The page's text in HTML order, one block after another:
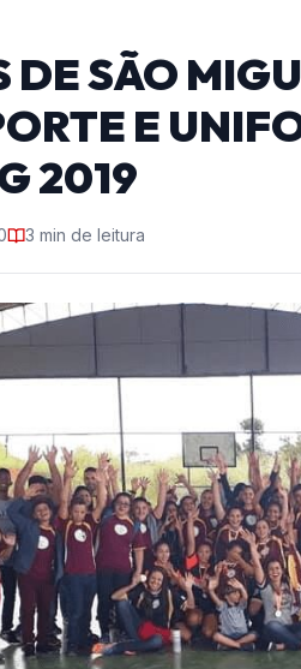
DE SÃO
E
2019
3 min de leitura